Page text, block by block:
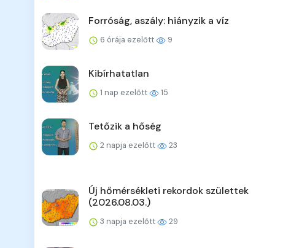
Forróság, aszály: hiányzik a víz
6 órája ezelőtt 9
Kibírhatatlan
1 nap ezelőtt 15
Tetőzik a hőség
2 napja ezelőtt 23
Új hőmérsékleti rekordok születtek
(2026.08.03.)
3 napja ezelőtt 29